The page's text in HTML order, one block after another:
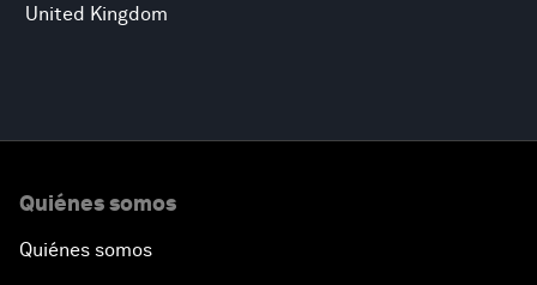
United Kingdom
Quiénes somos
Quiénes somos